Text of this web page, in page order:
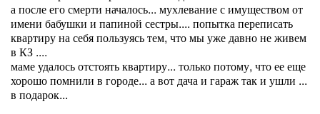
а после его смерти началось... мухлевание с имуществом от
имени бабушки и папиной сестры.... попытка переписать
квартиру на себя пользуясь тем, что мы уже давно не живем
в КЗ ....
маме удалось отстоять квартиру... только потому, что ее еще
хорошо помнили в городе... а вот дача и гараж так и ушли ...
в подарок...